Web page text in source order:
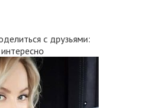
с друзьями: